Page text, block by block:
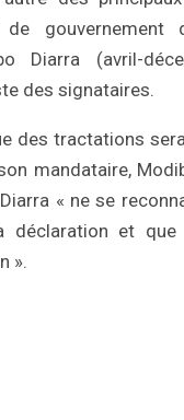
de gouvernement
Diarra (avril-
des signataires.
des tractations
mandataire,
« ne se
déclaration et que
».